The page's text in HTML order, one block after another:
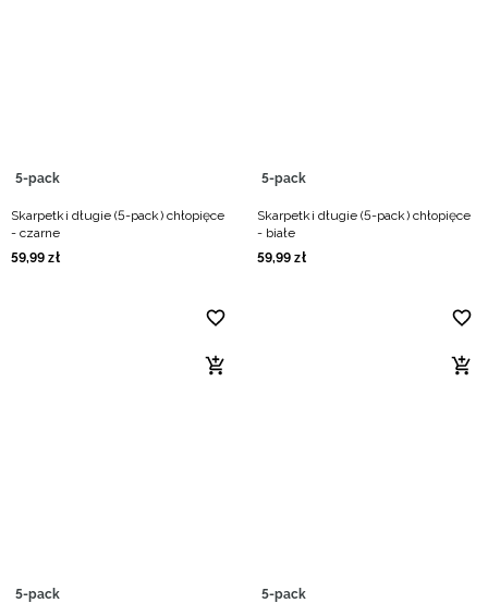
5-pack
Skarpetki długie (5-pack) chłopięce
- czarne
59,99 zł
5-pack
Skarpetki długie (5-pack) chłopięce
- białe
59,99 zł
5-pack 5-pack